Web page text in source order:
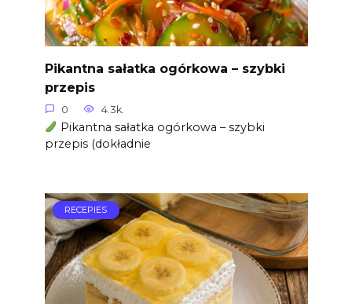
Pikantna sałatka ogórkowa – szybki
przepis
0 4.3k.
Pikantna sałatka ogórkowa – szybki
przepis (dokładnie
RECEPIES